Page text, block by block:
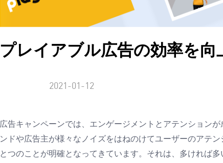
プレイアブル広告の効率を向
2021-01-12
広告キャンペーンでは、エンゲージメントとアテンション
ンドや広告主が様々なノイズをはねのけてユーザーのアテ
とつのことが明確となってきています。それは、多ければ